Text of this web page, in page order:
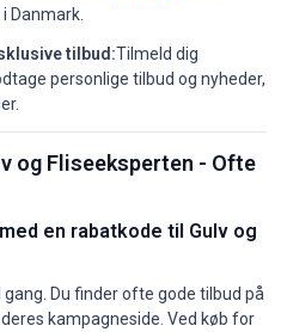
Danmark.
tilbud:Tilmeld dig
personlige tilbud og nyheder,
og Fliseeksperten - Ofte
en rabatkode til Gulv og
Du finder ofte gode tilbud på
kampagneside. Ved køb for